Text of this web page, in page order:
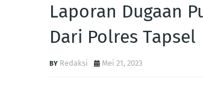
Laporan Dugaan
Dari Polres Tapsel
Redaksi Mei 21, 2023